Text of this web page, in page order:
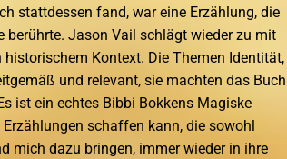
stattdessen fand, war eine Erzählung, die
berührte. Jason Vail schlägt wieder zu mit
Kontext. Die Themen Identität,
und relevant, sie machten das Buch
ist ein echtes Bibbi Bokkens Magiske
schaffen kann, die sowohl
mich dazu bringen, immer wieder in ihre